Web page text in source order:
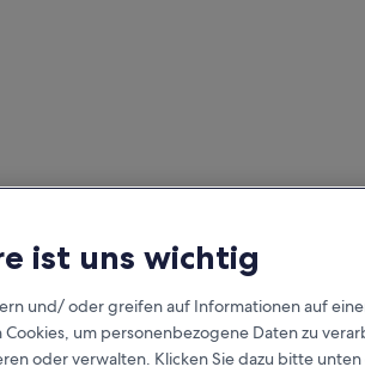
ist uns wichtig
und/ oder greifen auf Informationen auf
um personenbezogene Daten zu
oder verwalten. Klicken Sie dazu bitte